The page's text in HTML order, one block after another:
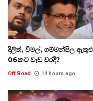
දිලිත්, විමල්, ගම්මන්පිල ඇතුළු
06කට වැඩ වරදී?
Off Road 14 hours ago